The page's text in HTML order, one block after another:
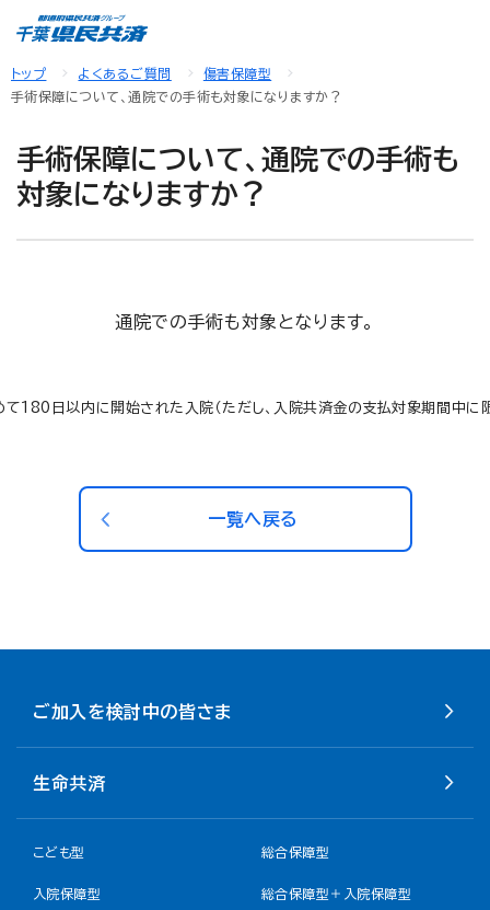
トップ よくあるご質問
傷害保障型
手術保障について、通院での手術も対象になりますか？
手術保障について、通院での手術も
対象になりますか？
通院での手術も対象となります。
180日以内に開始された入院（ただし、入院共済金の支払対象期間中
一覧へ戻る
ご加入を検討中の皆さま
生命共済
こども型 総合保障型
入院保障型 総合保障型＋入院保障型